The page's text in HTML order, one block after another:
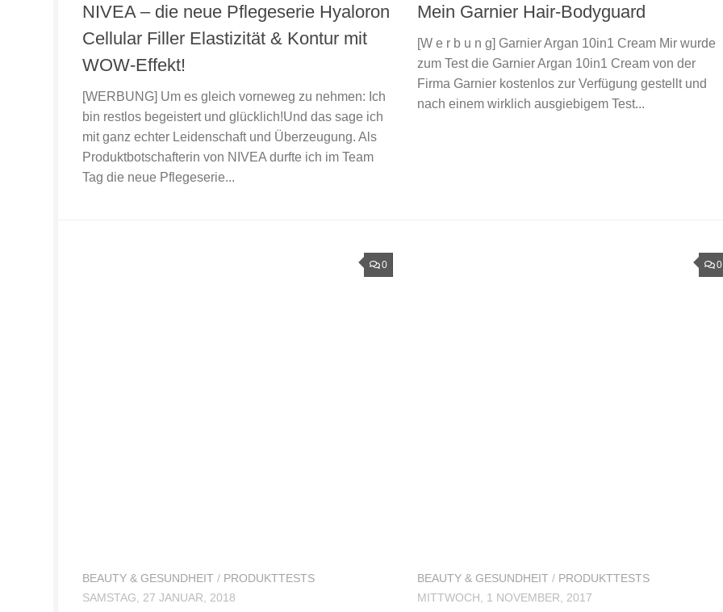
NIVEA – die neue Pflegeserie Hyaloron
Cellular Filler Elastizität & Kontur mit
WOW-Effekt!
[WERBUNG] Um es gleich vorneweg zu nehmen: Ich
bin restlos begeistert und glücklich!Und das sage ich
mit ganz echter Leidenschaft und Überzeugung. Als
Produktbotschafterin von NIVEA durfte ich im Team
Tag die neue Pflegeserie...
Mein Garnier Hair-Bodyguard
[W e r b u n g] Garnier Argan 10in1 Cream Mir wurde
zum Test die Garnier Argan 10in1 Cream von der
Firma Garnier kostenlos zur Verfügung gestellt und
nach einem wirklich ausgiebigem Test...
0
BEAUTY & GESUNDHEIT / PRODUKTTESTS
SAMSTAG, 27 JANUAR, 2018
0
BEAUTY & GESUNDHEIT / PRODUKTTESTS
MITTWOCH, 1 NOVEMBER, 2017